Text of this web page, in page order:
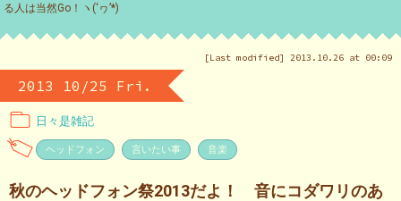
る人は当然Go！ヽ(‘ヮ’*)ゝ
[Last modified] 2013.10.26 at 00:09
2013 10/25 Fri.
日々是雑記
ヘッドフォン 言いたい事 音楽
秋のヘッドフォン祭2013だよ！ 音にコダワリのあ